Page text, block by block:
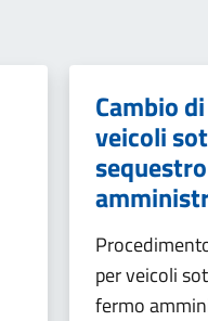
Cambio
veicoli
per veicoli
fermo